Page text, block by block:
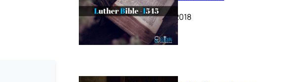
October 17, 2018